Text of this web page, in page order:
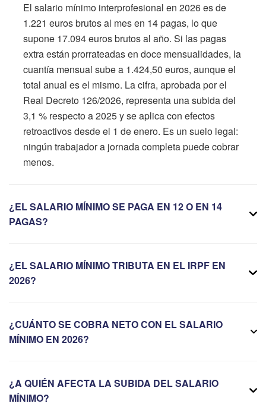
El salario mínimo interprofesional en 2026 es de
1.221 euros brutos al mes en 14 pagas, lo que
supone 17.094 euros brutos al año. Si las pagas
extra están prorrateadas en doce mensualidades, la
cuantía mensual sube a 1.424,50 euros, aunque el
total anual es el mismo. La cifra, aprobada por el
Real Decreto 126/2026, representa una subida del
3,1 % respecto a 2025 y se aplica con efectos
retroactivos desde el 1 de enero. Es un suelo legal:
ningún trabajador a jornada completa puede cobrar
menos.
¿EL SALARIO MÍNIMO SE PAGA EN 12 O EN 14
PAGAS?
¿EL SALARIO MÍNIMO TRIBUTA EN EL IRPF EN
2026?
¿CUÁNTO SE COBRA NETO CON EL SALARIO
MÍNIMO EN 2026?
¿A QUIÉN AFECTA LA SUBIDA DEL SALARIO
MÍNIMO?